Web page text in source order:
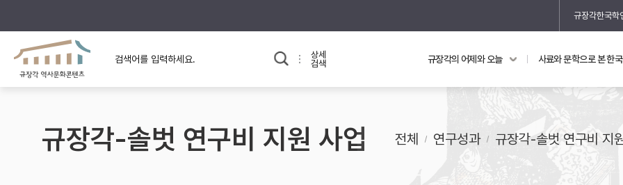
규장각한국학
규장각의 어제와 오늘
규장각 소개영상
사료와 문학으로 본
고대
고려
교과 연동 자료 의궤와 지리지
지리지 이야기
상세
검색
규장각의 어제와 오늘 사료와 문학으로 본 한
규장각-솔벗 연구비 지원 사업 전체 연구성과 규장각-솔벗 연구비 지